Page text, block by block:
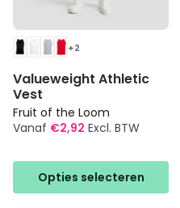
+2
Valueweight Athletic
Vest
Fruit of the Loom
Vanaf €2,92 Excl. BTW
Opties selecteren
product
heeft